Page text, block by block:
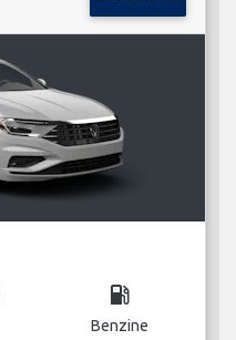
local_gas_station
Benzine